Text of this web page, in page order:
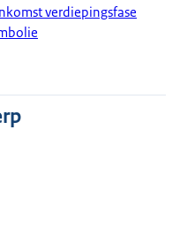
verdiepingsfase